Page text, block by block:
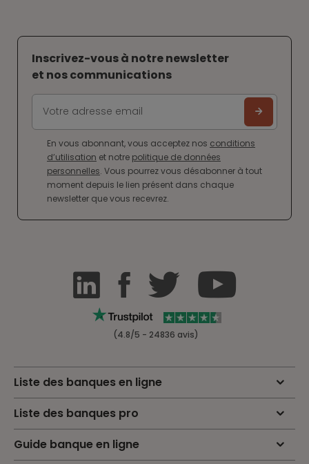
Inscrivez-vous à notre newsletter
et nos communications
En vous abonnant, vous acceptez nos conditions
d’utilisation et notre politique de données
personnelles. Vous pourrez vous désabonner à tout
moment depuis le lien présent dans chaque
newsletter que vous recevrez.
(4.8/5 - 24836 avis)
Liste des banques en ligne
Liste des banques pro
Guide banque en ligne